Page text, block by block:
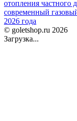
отопления частного
современный
2026 года
© goletshop.ru 2026
Загрузка...